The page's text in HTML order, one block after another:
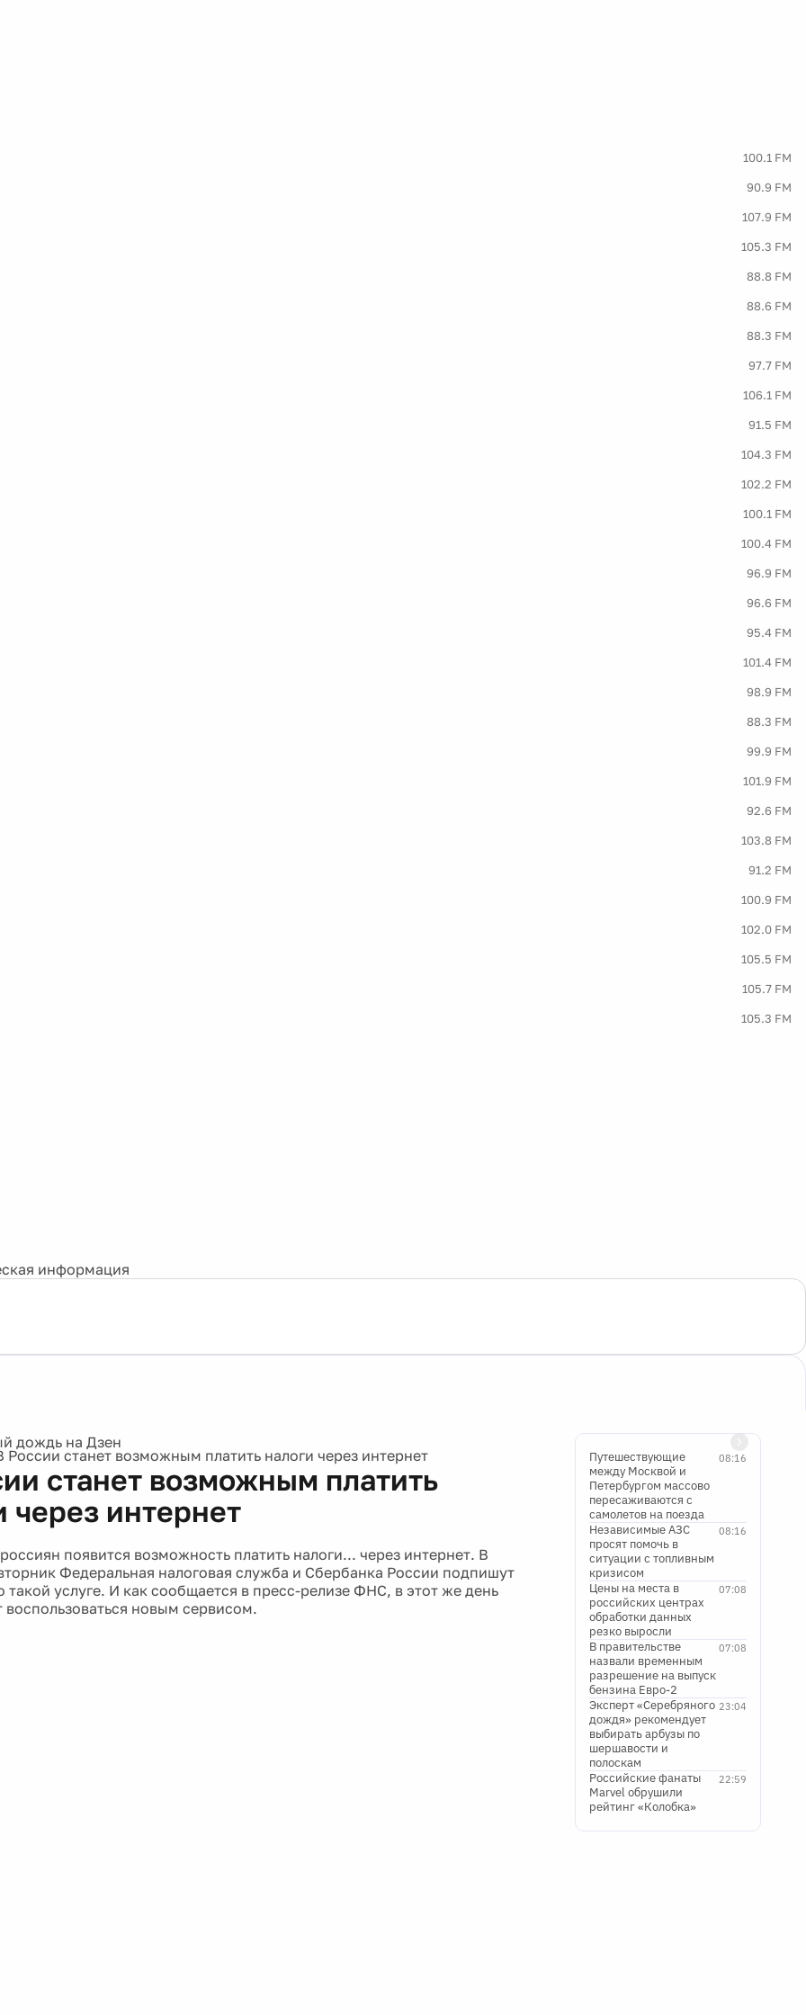
100.1 FM
90.9 FM
107.9 FM
105.3 FM
88.8 FM
88.6 FM
88.3 FM
97.7 FM
106.1 FM
91.5 FM
104.3 FM
102.2 FM
100.1 FM
100.4 FM
96.9 FM
96.6 FM
95.4 FM
101.4 FM
98.9 FM
88.3 FM
99.9 FM
101.9 FM
92.6 FM
103.8 FM
91.2 FM
100.9 FM
102.0 FM
105.5 FM
105.7 FM
105.3 FM
информация
России станет возможным платить налоги через интернет
станет возможным платить
через интернет
появится возможность платить налоги... через интернет. В
Федеральная налоговая служба и Сбербанка России подпишут
такой услуге. И как сообщается в пресс-релизе ФНС, в этот же день
новым сервисом.
08:16
Путешествующие
между Москвой и
Петербургом массово
пересаживаются с
самолетов на поезда
08:16
Независимые АЗС
просят помочь в
ситуации с топливным
кризисом
07:08
Цены на места в
российских центрах
обработки данных
резко выросли
07:08
В правительстве
назвали временным
разрешение на выпуск
бензина Евро-2
23:04
Эксперт «Серебряного
дождя» рекомендует
выбирать арбузы по
шершавости и
полоскам
22:59
Российские фанаты
Marvel обрушили
рейтинг «Колобка»